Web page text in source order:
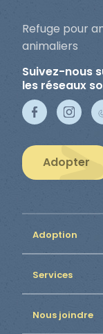
Refuge pour
animaliers
Suivez-nous
les réseaux
Adopter
Adoption
Services
Nous joindre